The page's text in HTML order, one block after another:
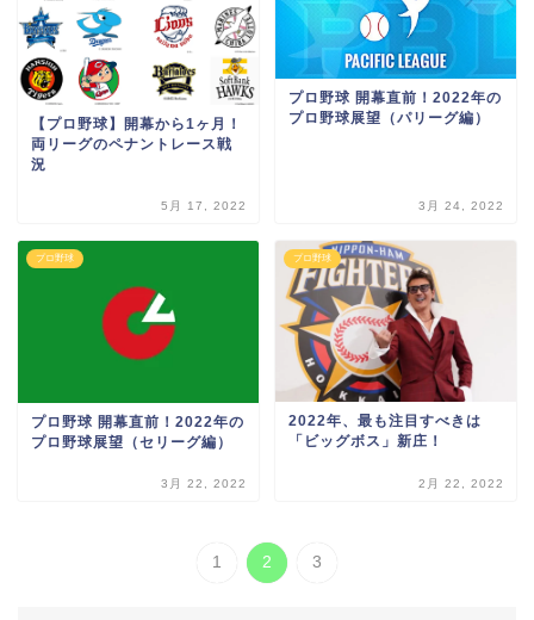
【プロ野球】開幕から1ヶ月！
両リーグのペナントレース戦
況
5月 17, 2022
プロ野球 開幕直前！2022年の
プロ野球展望（パリーグ編）
3月 24, 2022
プロ野球
プロ野球 開幕直前！2022年の
プロ野球展望（セリーグ編）
3月 22, 2022
プロ野球
2022年、最も注目すべきは
「ビッグボス」新庄！
2月 22, 2022
1 2 3